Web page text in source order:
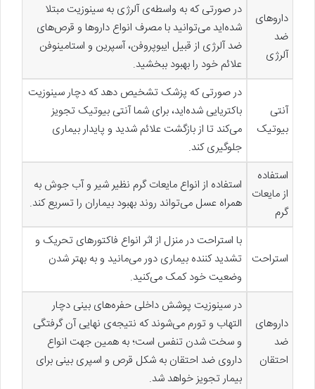
داروهای
ضد
آلرژی
در صورتی که به واسطه‌ی آلرژی به سینوزیت مبتلا
شده‌اید می‌توانید با مصرف انواع داروها و قرص‌های
ضد آلرژی از قبیل ایبوپروفن، آسپرین و استامینوفن
علائم خود را بهبود ببخشید.
آنتی
بیوتیک
در صورتی که پزشک تشخیص دهد که دچار سینوزیت
باکتریایی شده‌اید، برای شما آنتی بیوتیک تجویز
می‌کند تا از بازگشت علائم شدید و پایدار بیماری
جلوگیری کند.
استفاده
از مایعات
گرم
استفاده از انواع مایعات گرم نظیر شیر و آب جوش به
همراه عسل می‌تواند روند بهبود بیماران را تسریع کند.
استراحت
با استراحت در منزل از اثر انواع فاکتورهای تحریک و
تشدید کننده بیماری دور می‌مانید و به بهتر شدن
وضعیت خود کمک می‌کنید.
داروهای
ضد
احتقان
در سینوزیت پوشش داخلی حفره‌های بینی دچار
التهاب و تورم می‌شوند که نتیجه‌ی نهایی آن گرفتگی
و سخت شدن تنفس است؛‌ به همین جهت انواع
داروی ضد احتقان به شکل قرص و اسپری بینی برای
بیمار تجویز خواهد شد.